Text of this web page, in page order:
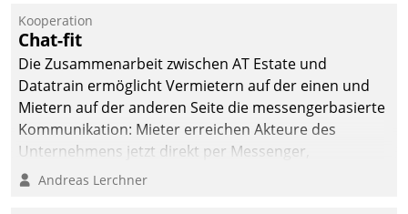
Kooperation
Chat-fit
Die Zusammenarbeit zwischen AT Estate und
Datatrain ermöglicht Vermietern auf der einen und
Mietern auf der anderen Seite die messengerbasierte
Kommunikation: Mieter erreichen Akteure des
Unternehmens jetzt direkt per Messenger,
Mitarbeiter oder Dienstleister empfangen oder
Andreas Lerchner